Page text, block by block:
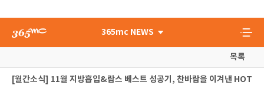
365mc NEWS
목록
[월간소식] 11월 지방흡입&람스 베스트 성공기, 찬바람을 이겨낸 HOT